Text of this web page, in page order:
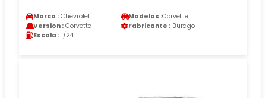
Marca : Chevrolet Modelos :Corvette
Version : Corvette Fabricante : Burago
Escala : 1/24